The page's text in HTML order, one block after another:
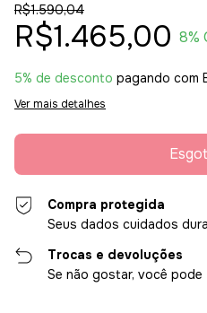
R$1.590,04
R$1.465,00 8%
5% de desconto pagando com
Ver mais detalhes
Compra protegida
Seus dados cuidados
Trocas e devoluções
Se não gostar, você